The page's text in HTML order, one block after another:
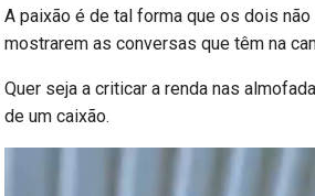
A paixão é de tal forma que os dois
mostrarem as conversas que têm na
Quer seja a criticar a renda nas
de um caixão.